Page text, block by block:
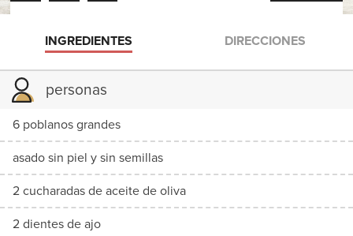
INGREDIENTES DIRECCIONES
personas
6 poblanos grandes
asado sin piel y sin semillas
2 cucharadas de aceite de oliva
2 dientes de ajo